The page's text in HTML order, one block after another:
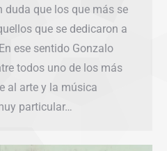
duda que los que más se
que se dedicaron a
ese sentido Gonzalo
todos uno de los más
al arte y la música
particular…